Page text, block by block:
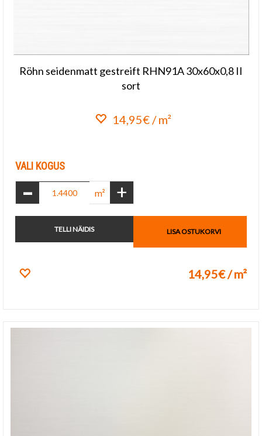
Röhn seidenmatt gestreift RHN91A 30x60x0,8 II
sort
14,95€ / m²
VALI KOGUS
- m² +
TELLI NÄIDIS LISA OSTUKORVI
14,95€ / m²